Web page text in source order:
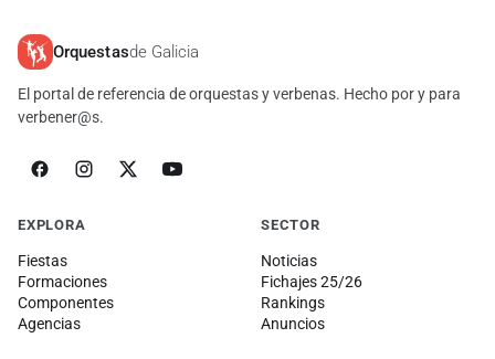
Orquestasde Galicia
El portal de referencia de orquestas y verbenas. Hecho por y para
verbener@s.
EXPLORA
Fiestas
Formaciones
Componentes
Agencias
SECTOR
Noticias
Fichajes 25/26
Rankings
Anuncios